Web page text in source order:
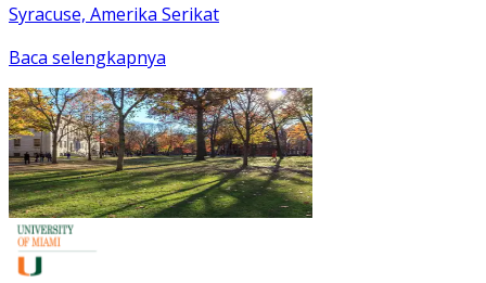
Syracuse, Amerika Serikat
Baca selengkapnya